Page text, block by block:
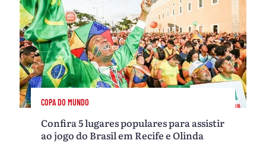
COPA DO MUNDO
Confira 5 lugares populares para assistir
ao jogo do Brasil em Recife e Olinda